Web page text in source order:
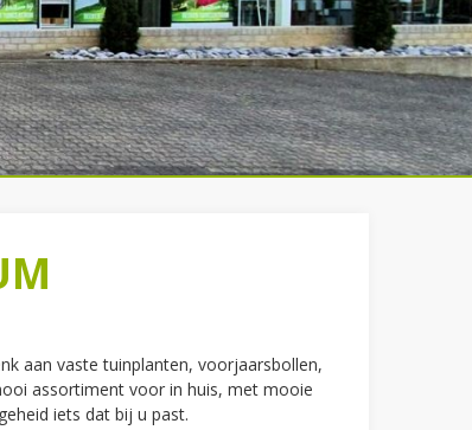
aan vaste tuinplanten, voorjaarsbollen,
assortiment voor in huis, met mooie
iets dat bij u past.